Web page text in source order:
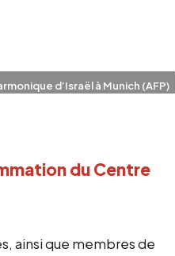
d’Israël à Munich (AFP)
du Centre
ainsi que membres de